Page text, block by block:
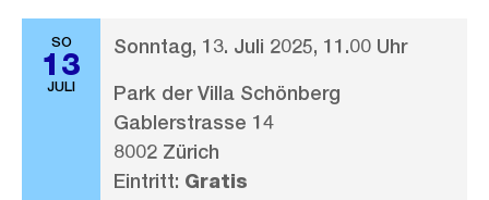
SO
13
JULI
Sonntag, 13. Juli 2025, 11.00 Uhr
Park der Villa Schönberg
Gablerstrasse 14
8002 Zürich
Eintritt: Gratis